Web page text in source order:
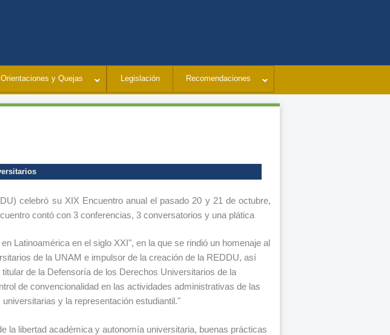
Orientaciones y Quejas Legislación Recomendaciones
celebró su XIX Encuentro anual el pasado 20 y 21 de octubre,
contó con 3 conferencias, 3 conversatorios y una plática
Latinoamérica en el siglo XXI", en la que se rindió un homenaje al
de la UNAM e impulsor de la creación de la REDDU, así
de la Defensoría de los Derechos Universitarios de la
de convencionalidad en las actividades administrativas de las
y la representación estudiantil."
la libertad académica y autonomía universitaria, buenas prácticas